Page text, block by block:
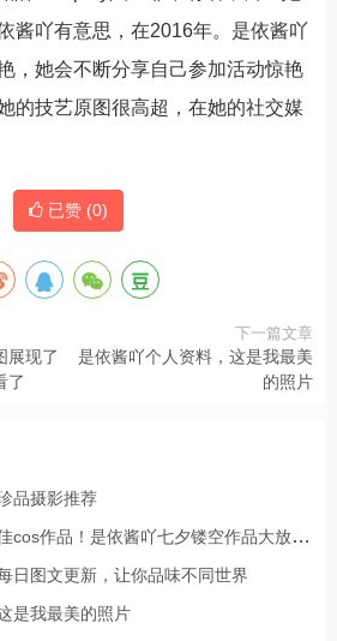
酱吖有意思，在2016年。是依酱吖
，她会不断分享自己参加活动惊艳
的技艺原图很高超，在她的社交媒
已赞 (0)
展现了
了
下一篇文章
是依酱吖个人资料，这是我最美
的照片
品摄影推荐
作品！是依酱吖七夕镂空作品大放送。
日图文更新，让你品味不同世界
是我最美的照片